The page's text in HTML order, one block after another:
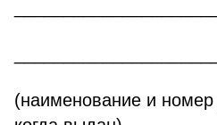
(наименование и